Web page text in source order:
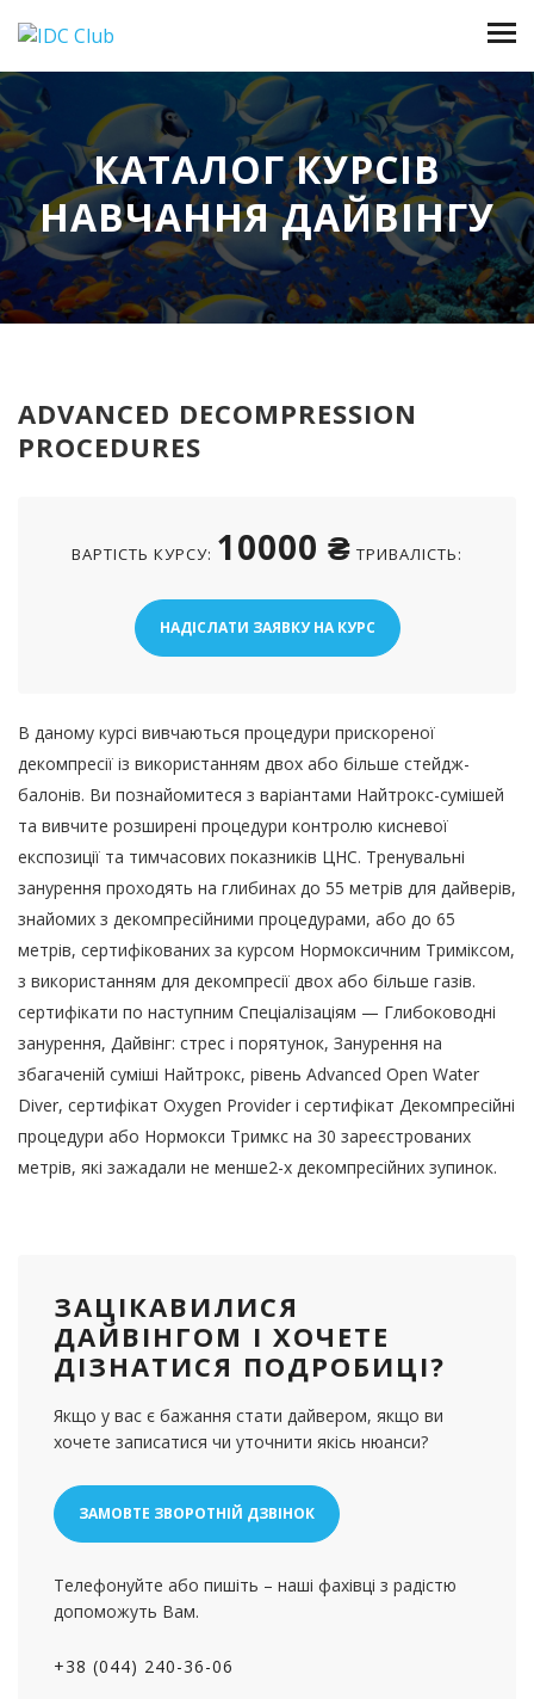
КАТАЛОГ КУРСІВ
НАВЧАННЯ ДАЙВІНГУ
ADVANCED DECOMPRESSION
PROCEDURES
ВАРТІСТЬ КУРСУ: 10000 ₴ ТРИВАЛІСТЬ:
НАДІСЛАТИ ЗАЯВКУ НА КУРС
В даному курсі вивчаються процедури прискореної
декомпресії із використанням двох або більше стейдж-
балонів. Ви познайомитеся з варіантами Найтрокс-сумішей
та вивчите розширені процедури контролю кисневої
експозиції та тимчасових показників ЦНС. Тренувальні
занурення проходять на глибинах до 55 метрів для дайверів,
знайомих з декомпресійними процедурами, або до 65
метрів, сертифікованих за курсом Нормоксичним Триміксом,
з використанням для декомпресії двох або більше газів.
сертифікати по наступним Спеціалізаціям — Глибоководні
занурення, Дайвінг: стрес і порятунок, Занурення на
збагаченій суміші Найтрокс, рівень Advanced Open Water
Diver, сертифікат Oxygen Provider і сертифікат Декомпресійні
процедури або Нормокси Тримкс на 30 зареєстрованих
метрів, які зажадали не менше2-х декомпресійних зупинок.
ЗАЦІКАВИЛИСЯ
ДАЙВІНГОМ І ХОЧЕТЕ
ДІЗНАТИСЯ ПОДРОБИЦІ?
Якщо у вас є бажання стати дайвером, якщо ви
хочете записатися чи уточнити якісь нюанси?
ЗАМОВТЕ ЗВОРОТНІЙ ДЗВІНОК
Телефонуйте або пишіть – наші фахівці з радістю
допоможуть Вам.
+38 (044) 240-36-06